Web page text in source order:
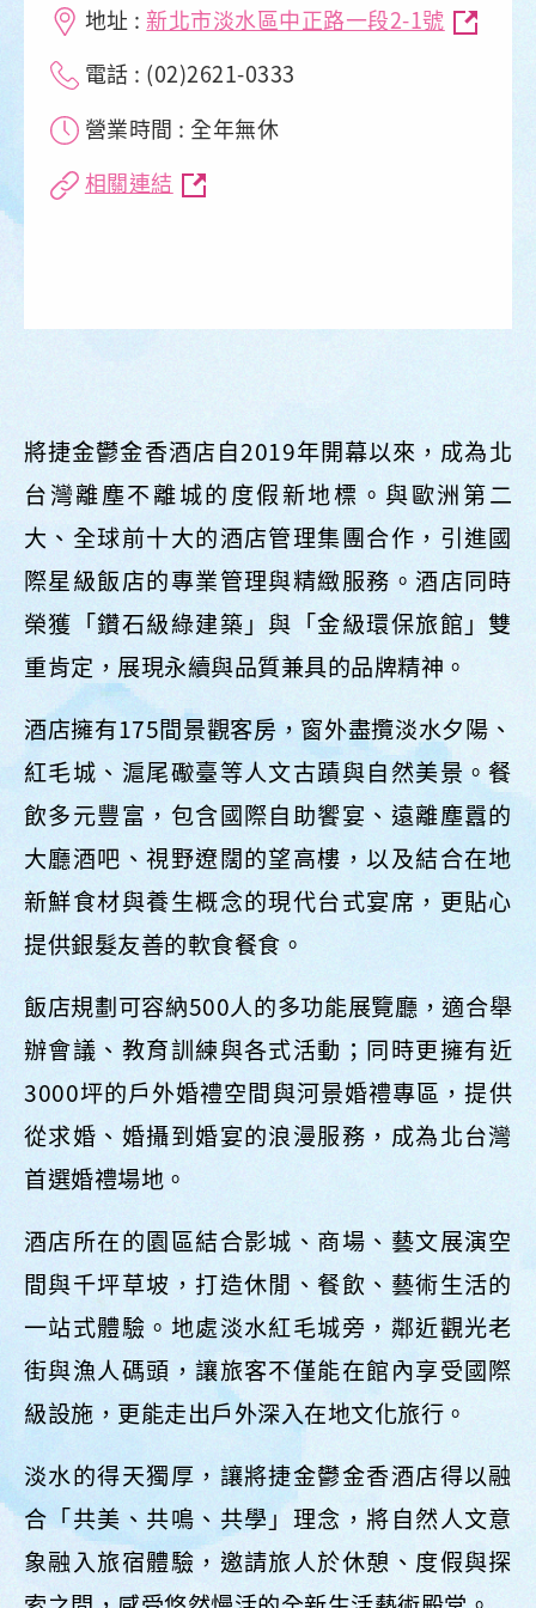
地址 : 新北市淡水區中正路一段2-1號
電話 : (02)2621-0333
營業時間 : 全年無休
相關連結
將捷金鬱金香酒店自2019年開幕以來，成為北
台灣離塵不離城的度假新地標。與歐洲第二
大、全球前十大的酒店管理集團合作，引進國
際星級飯店的專業管理與精緻服務。酒店同時
榮獲「鑽石級綠建築」與「金級環保旅館」雙
重肯定，展現永續與品質兼具的品牌精神。
酒店擁有175間景觀客房，窗外盡攬淡水夕陽、
紅毛城、滬尾礮臺等人文古蹟與自然美景。餐
飲多元豐富，包含國際自助饗宴、遠離塵囂的
大廳酒吧、視野遼闊的望高樓，以及結合在地
新鮮食材與養生概念的現代台式宴席，更貼心
提供銀髮友善的軟食餐食。
飯店規劃可容納500人的多功能展覽廳，適合舉
辦會議、教育訓練與各式活動；同時更擁有近
3000坪的戶外婚禮空間與河景婚禮專區，提供
從求婚、婚攝到婚宴的浪漫服務，成為北台灣
首選婚禮場地。
酒店所在的園區結合影城、商場、藝文展演空
間與千坪草坡，打造休閒、餐飲、藝術生活的
一站式體驗。地處淡水紅毛城旁，鄰近觀光老
街與漁人碼頭，讓旅客不僅能在館內享受國際
級設施，更能走出戶外深入在地文化旅行。
淡水的得天獨厚，讓將捷金鬱金香酒店得以融
合「共美、共鳴、共學」理念，將自然人文意
象融入旅宿體驗，邀請旅人於休憩、度假與探